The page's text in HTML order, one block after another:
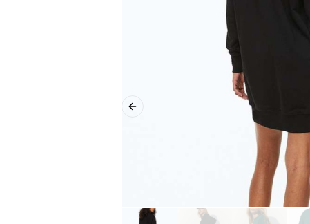
Previous slide